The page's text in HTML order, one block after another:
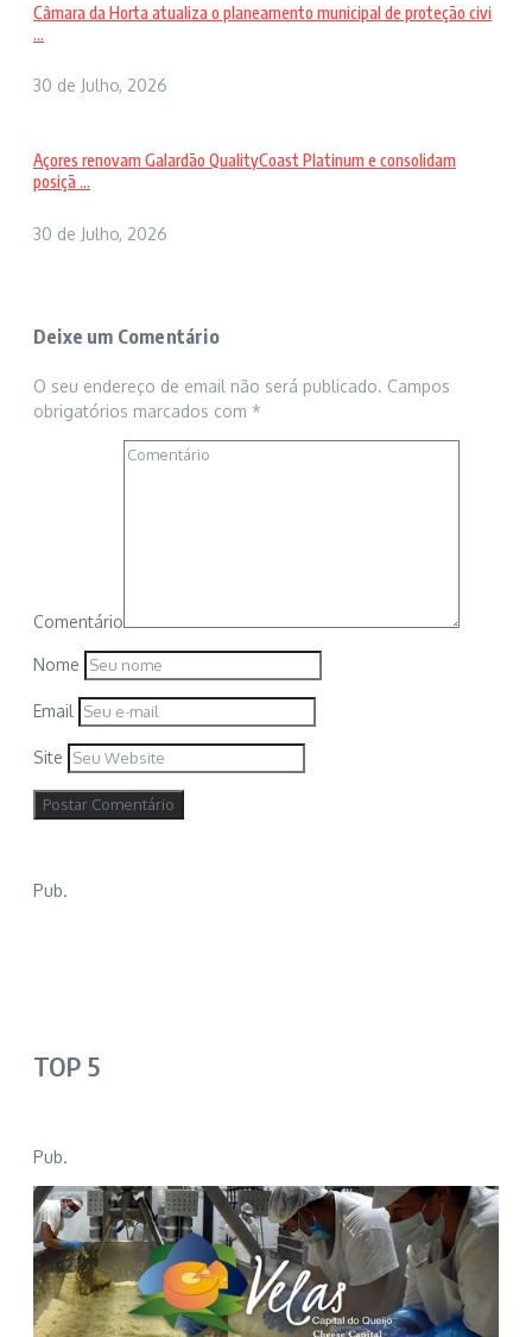
Câmara da Horta atualiza o planeamento municipal de proteção civi
...
30 de Julho, 2026
Açores renovam Galardão QualityCoast Platinum e consolidam
posiçã ...
30 de Julho, 2026
Deixe um Comentário
O seu endereço de email não será publicado. Campos
obrigatórios marcados com *
Comentário
Nome
Email
Site
Pub.
TOP 5
Pub.